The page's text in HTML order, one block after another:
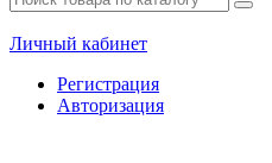
Личный кабинет
Регистрация
Авторизация